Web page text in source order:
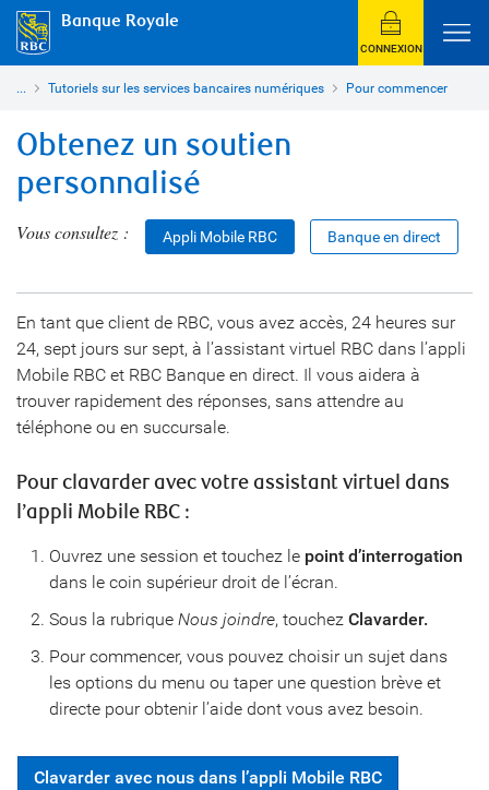
Banque Royale
CONNEXION
... Tutoriels sur les services bancaires numériques Pour commencer
Obtenez un soutien
personnalisé
Vous consultez : Appli Mobile RBC Banque en direct
En tant que client de RBC, vous avez accès, 24 heures sur
24, sept jours sur sept, à l’assistant virtuel RBC dans l’appli
Mobile RBC et RBC Banque en direct. Il vous aidera à
trouver rapidement des réponses, sans attendre au
téléphone ou en succursale.
Pour clavarder avec votre assistant virtuel dans
l’appli Mobile RBC :
Ouvrez une session et touchez le point d’interrogation
dans le coin supérieur droit de l’écran.
Sous la rubrique Nous joindre, touchez Clavarder.
Pour commencer, vous pouvez choisir un sujet dans
les options du menu ou taper une question brève et
directe pour obtenir l’aide dont vous avez besoin.
Clavarder avec nous dans l’appli Mobile RBC